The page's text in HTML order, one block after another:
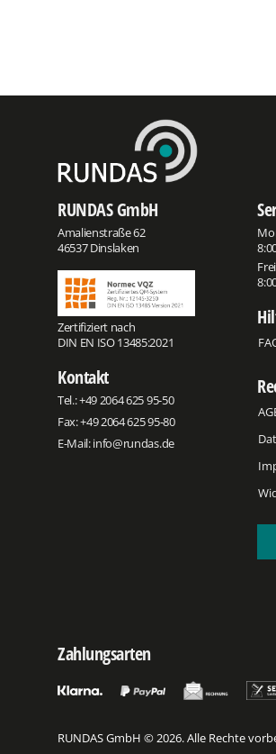
RUNDAS GmbH
Amalienstraße 62
46537 Dinslaken
Zertifiziert nach
DIN EN ISO 13485:2021
Kontakt
Tel.:+49 2064 625 95-50
Fax: +49 2064 625 95-80
E-Mail:info@rundas.de
Zahlungsarten
RUNDAS GmbH © 2026. Alle Rechte